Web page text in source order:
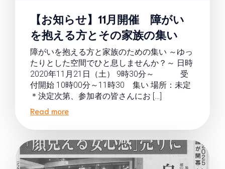
【お知らせ】11月開催 障がい
を抱える方とその家族の集い
障がいを抱える方と家族のための集い ～ゆっ
たりとした空間でひと息しませんか？～ 日時
2020年11月21日（土） 9時30分～ 受
付開始 10時00分～11時30 集い 場所：未定
＊決定次第、参加者の皆さんにお […]
Read more